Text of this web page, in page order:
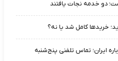
دو خدمه نجات یافتند
خریدها کامل شد یا نه؟
ایران؛ تماس تلفنی پنج‌شنبه